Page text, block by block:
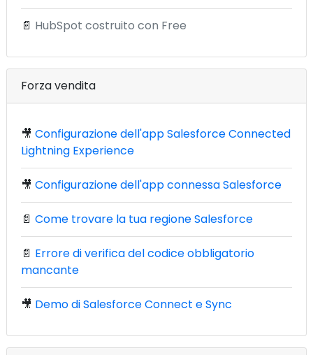
📄 HubSpot costruito con Free
Forza vendita
🎥 Configurazione dell'app Salesforce Connected
Lightning Experience
🎥 Configurazione dell'app connessa Salesforce
📄 Come trovare la tua regione Salesforce
📄 Errore di verifica del codice obbligatorio
mancante
🎥 Demo di Salesforce Connect e Sync